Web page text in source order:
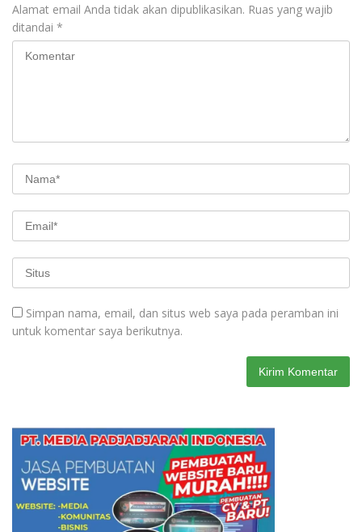
Alamat email Anda tidak akan dipublikasikan. Ruas yang wajib
ditandai *
Simpan nama, email, dan situs web saya pada peramban ini
untuk komentar saya berikutnya.